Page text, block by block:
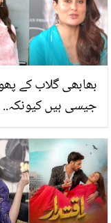
بھابھی گلاب کے
جیسی ہیں
بھابھی کی تعریف
کیوں مجبور